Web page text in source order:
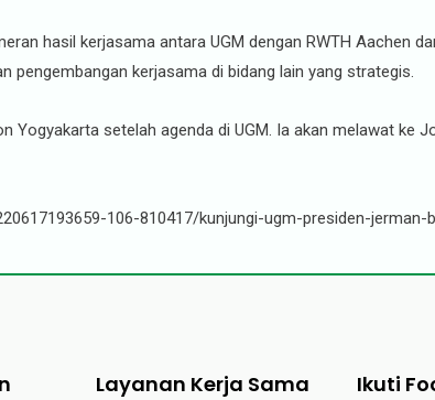
hasil kerjasama antara UGM dengan RWTH Aachen
pengembangan kerjasama di bidang lain yang strategis.
Yogyakarta setelah agenda di UGM. Ia akan melawat ke
106-810417/kunjungi-ugm-presiden-jerman-
Layanan Kerja Sama Ikuti